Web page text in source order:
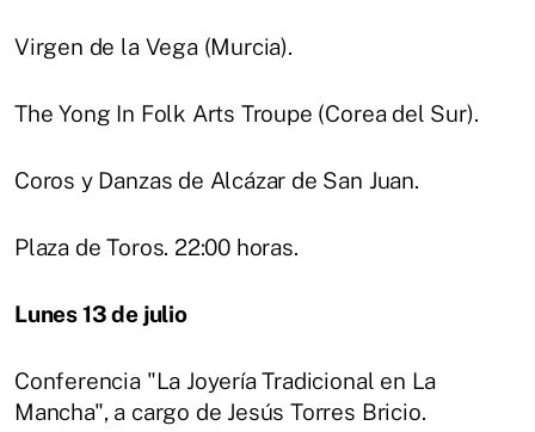
Virgen de la Vega (Murcia).
The Yong In Folk Arts Troupe (Corea del Sur).
Coros y Danzas de Alcázar de San Juan.
Plaza de Toros. 22:00 horas.
Lunes 13 de julio
Conferencia "La Joyería Tradicional en La
Mancha", a cargo de Jesús Torres Bricio.